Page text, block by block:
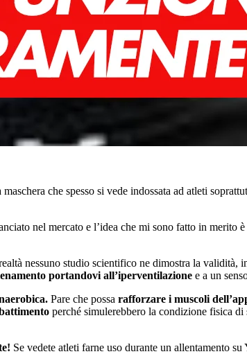
maschera che spesso si vede indossata ad atleti
nel mercato e l’idea che mi sono fatto in merito
nessuno studio scientifico ne dimostra la validità,
portandovi all’iperventilazione e a un
Pare che possa rafforzare i muscoli
perché simulerebbero la condizione fisica
Se vedete atleti farne uso durante un allentamento